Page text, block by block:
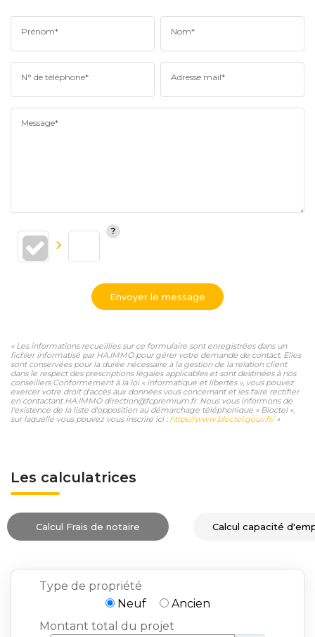
Prénom* Nom*
N° de téléphone* Adresse mail*
Message*
Envoyer le message
« Les informations recueillies sur ce formulaire sont enregistrées dans un
fichier informatisé par HA.IMMO pour gérer votre demande de contact. Elles
sont conservées pour la durée nécessaire à la gestion de la relation client
dans le respect des prescriptions légales applicables et sont destinées à nos
conseillers Conformément à la loi « informatique et libertés », vous pouvez
exercer votre droit d'accès aux données vous concernant et les faire rectifier
en contactant HA.IMMO direction@fcpremium.fr. Nous vous informons de
l'existence de la liste d'opposition au démarchage téléphonique « Bloctel »,
sur laquelle vous pouvez vous inscrire ici : https://www.bloctel.gouv.fr/»
Les calculatrices
Calcul Frais de notaire Calcul capacité